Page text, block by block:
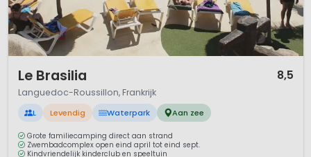
Le Brasilia 8,5
Languedoc-Roussillon, Frankrijk
L Levendig Waterpark Aan zee
Grote familiecamping direct aan strand
Zwembadcomplex open eind april tot eind sept.
Kindvriendelijk kinderclub en speeltuin